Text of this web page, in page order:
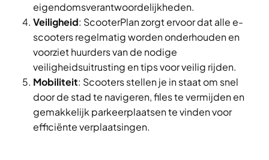
eigendomsverantwoordelijkheden.
Veiligheid: ScooterPlan zorgt ervoor dat alle e-
scooters regelmatig worden onderhouden en
voorziet huurders van de nodige
veiligheidsuitrusting en tips voor veilig rijden.
Mobiliteit: Scooters stellen je in staat om snel
door de stad te navigeren, files te vermijden en
gemakkelijk parkeerplaatsen te vinden voor
efficiënte verplaatsingen.